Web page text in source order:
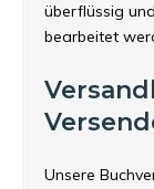
überflüssig
bearbeitet
Unsere